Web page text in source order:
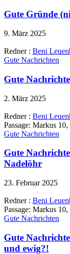
Gute Gründe
9. März 2025
Redner : Beni
Gute Nachrichten
Gute
2. März 2025
Redner : Beni
Passage: Markus 10,
Gute Nachrichten
Gute
Nadelöhr
23. Februar 2025
Redner : Beni
Passage: Markus 10,
Gute Nachrichten
Gute
und ewig?!